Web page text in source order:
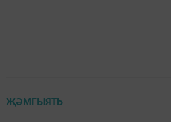
ҖӘМГЫЯТЬ